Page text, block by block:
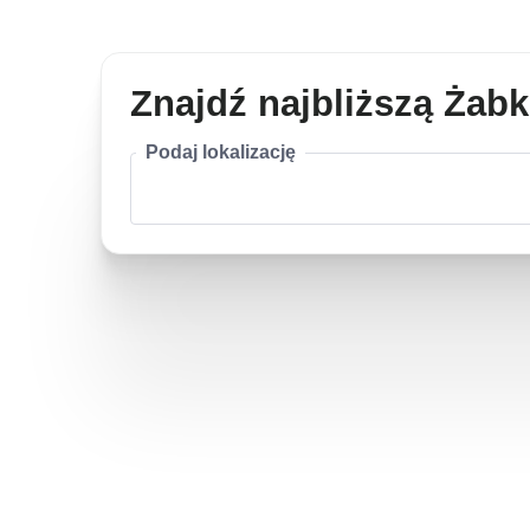
Znajdź najbliższą
Podaj lokalizację